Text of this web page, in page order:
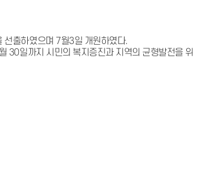
출하였으며 7월3일 개원하였다.
30일까지 시민의 복지증진과 지역의 균형발전을 위